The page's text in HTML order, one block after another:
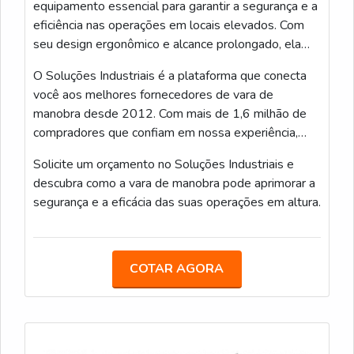
aterramento e operação com varas isolantes —
prática que reduz exposição e aumenta segurança
operacional.
ACESSÓRIOS E FERRAMENTAS: LUVAS,
DETECTORES, CHAVES E FERRAMENTAS
UNIVERSAL
Eu descrevo os acessórios críticos para operar uma
vara de manobra telescópica 12 metros com
segurança: luvas isolantes, detectores portáteis,
chaves fusiveis e ferramentas universal adaptadas ao
COMPLEMENTOS QUE TRANSFORMAM A VARA
EM ESTAÇÃO DE TRABALHO MÓVEL
Eu priorizo luvas de borracha com certificação para
elas isolam, aumentam a precisão no manuseio do
equipamento essencial para garantir a segurança e a
eficiência nas operações em locais elevados. Com
seu design ergonômico e alcance prolongado, ela
manutenção com facilidade, minimizando riscos de
acidentes.
O Soluções Industriais é a plataforma que conecta
você aos melhores fornecedores de vara de
manobra desde 2012. Com mais de 1,6 milhão de
compradores que confiam em nossa experiência,
equipamento ideal para suas necessidades.
Solicite um orçamento no Soluções Industriais e
descubra como a vara de manobra pode aprimorar a
segurança e a eficácia das suas operações em altura.
COTAR AGORA